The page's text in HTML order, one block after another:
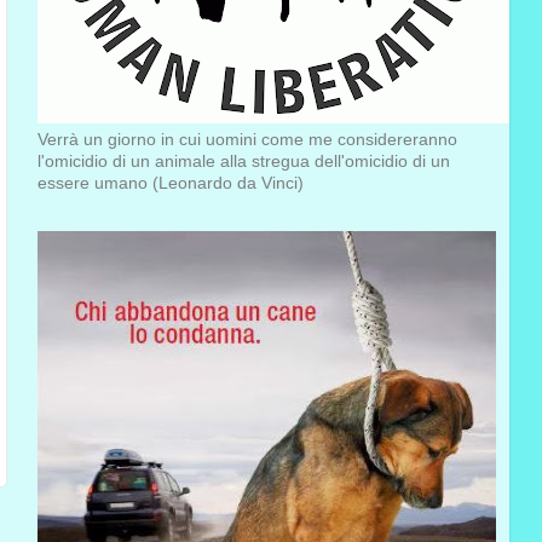
Verrà un giorno in cui uomini come me considereranno
l'omicidio di un animale alla stregua dell'omicidio di un
essere umano (Leonardo da Vinci)